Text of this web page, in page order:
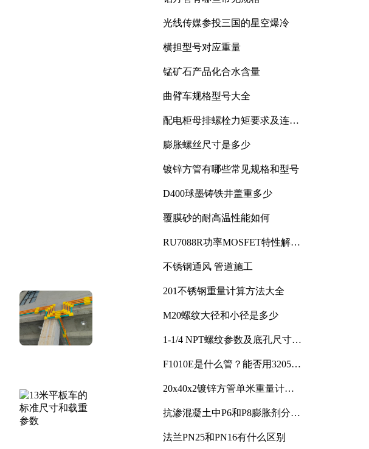
光线传媒参投三国的星空爆冷
横担型号对应重量
锰矿石产品化合水含量
曲臂车规格型号大全
配电柜母排螺栓力矩要求及连接
膨胀螺丝尺寸是多少
镀锌方管有哪些常见规格和型号
D400球墨铸铁井盖重多少
覆膜砂的耐高温性能如何
RU7088R功率MOSFET特性解析
不锈钢通风 管道施工
201不锈钢重量计算方法大全
M20螺纹大径和小径是多少
1-1/4 NPT螺纹参数及底孔尺寸详
F1010E是什么管？能否用3205或
20x40x2镀锌方管单米重量计算
抗渗混凝土中P6和P8膨胀剂分别
法兰PN25和PN16有什么区别